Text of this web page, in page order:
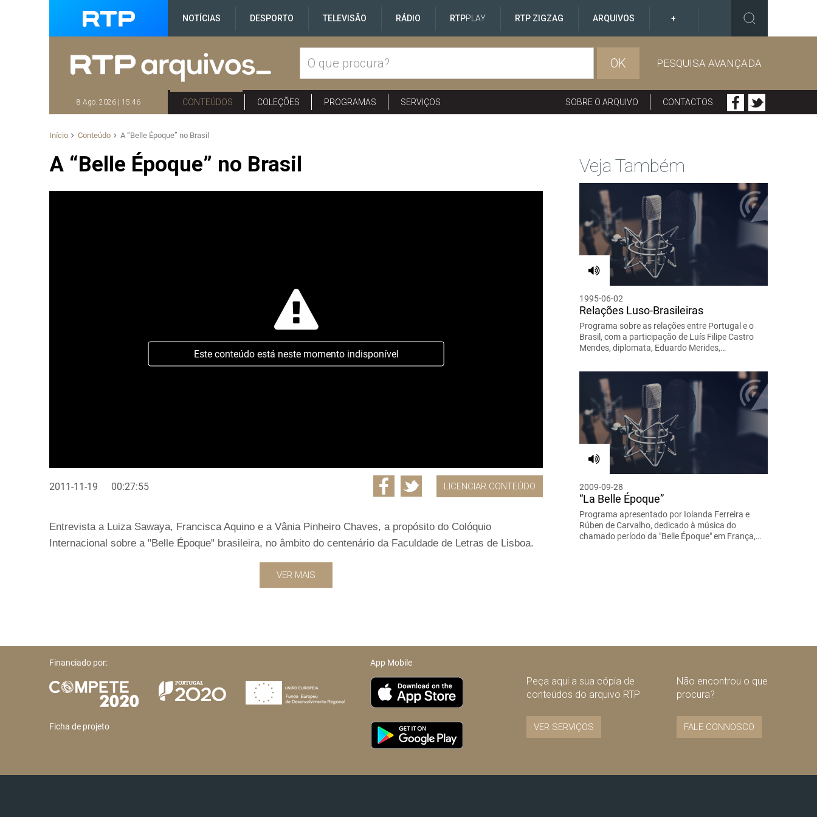
NOTÍCIAS DESPORTO TELEVISÃO RÁDIO RTPPLAY RTP ZIGZAG ARQUIVOS +
OK PESQUISA AVANÇADA
8 Ago. 2026 | 15:46 CONTEÚDOS COLEÇÕES PROGRAMAS SERVIÇOS SOBRE O ARQUIVO CONTACTOS
Início Conteúdo A “Belle Époque” no Brasil
A “Belle Époque” no Brasil
Este conteúdo está neste momento indisponível
2011-11-19 00:27:55 LICENCIAR CONTEÚDO
Entrevista a Luiza Sawaya, Francisca Aquino e a Vânia Pinheiro Chaves, a propósito do Colóquio
Internacional sobre a "Belle Époque" brasileira, no âmbito do centenário da Faculdade de Letras de Lisboa.
VER MAIS
Veja Também
1995-06-02
Relações Luso-Brasileiras
Programa sobre as relações entre Portugal e o
Brasil, com a participação de Luís Filipe Castro
Mendes, diplomata, Eduardo Merides,…
2009-09-28
“La Belle Époque”
Programa apresentado por Iolanda Ferreira e
Rúben de Carvalho, dedicado à música do
chamado período da "Belle Époque" em França,…
Financiado por:
Ficha de projeto
App Mobile
Peça aqui a sua cópia de
conteúdos do arquivo RTP
VER SERVIÇOS
Não encontrou o que
procura?
FALE CONNOSCO